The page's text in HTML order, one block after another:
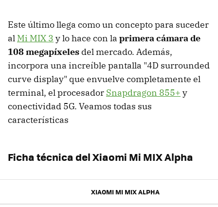
Este último llega como un concepto para suceder
al Mi MIX 3 y lo hace con la primera cámara de
108 megapíxeles del mercado. Además,
incorpora una increíble pantalla "4D surrounded
curve display" que envuelve completamente el
terminal, el procesador Snapdragon 855+ y
conectividad 5G. Veamos todas sus
características
Ficha técnica del Xiaomi Mi MIX Alpha
XIAOMI MI MIX ALPHA